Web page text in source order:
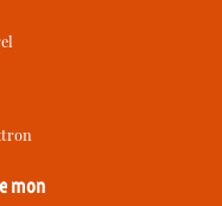
mon